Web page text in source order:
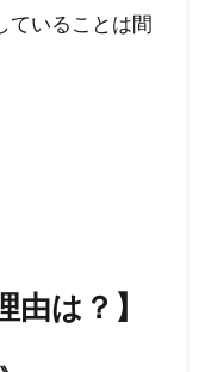
ていることは間
由は？】